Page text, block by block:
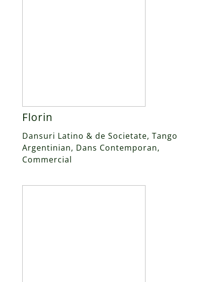
Florin
Dansuri Latino & de Societate, Tango
Argentinian, Dans Contemporan,
Commercial